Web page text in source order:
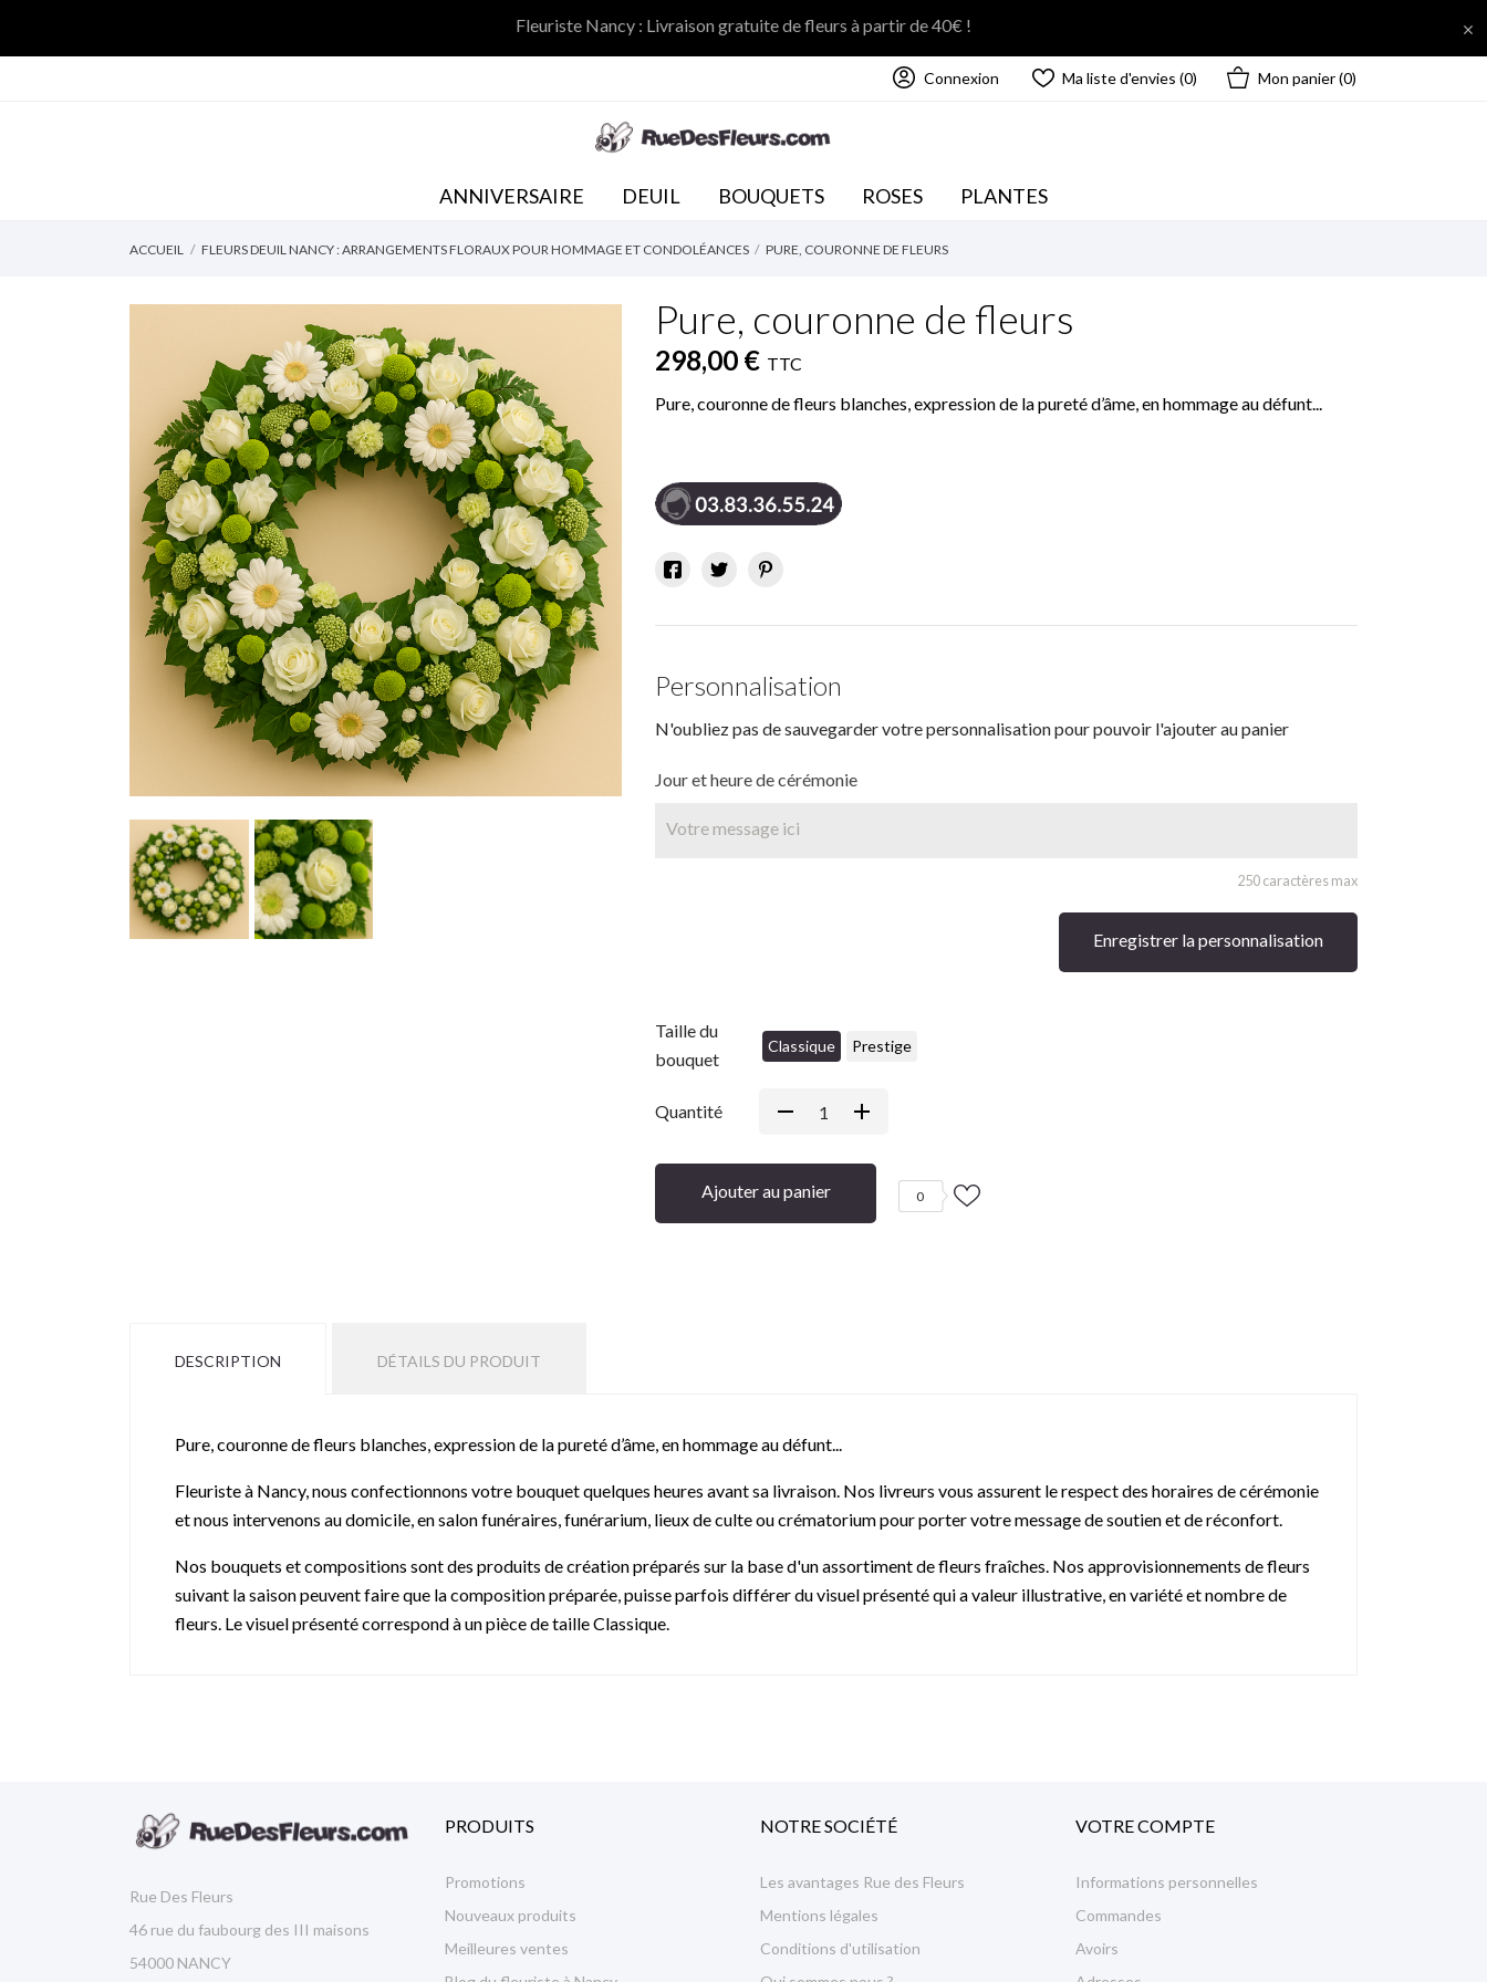
Fleuriste Nancy : Livraison gratuite de fleurs à partir de 40€ ! 
Connexion Ma liste d'envies (0) Mon panier(0)
ANNIVERSAIRE DEUIL BOUQUETS ROSES PLANTES
ACCUEIL FLEURS DEUIL NANCY : ARRANGEMENTS FLORAUX POUR HOMMAGE ET CONDOLÉANCES PURE, COURONNE DE FLEURS
Pure, couronne de fleurs
298,00 € TTC
Pure, couronne de fleurs blanches, expression de la pureté d’âme, en hommage au défunt...
Personnalisation
N'oubliez pas de sauvegarder votre personnalisation pour pouvoir l'ajouter au panier
Jour et heure de cérémonie
250 caractères max
Enregistrer la personnalisation
Taille du
bouquet
Classique Prestige
Quantité
Ajouter au panier 0
DESCRIPTION DÉTAILS DU PRODUIT
Pure, couronne de fleurs blanches, expression de la pureté d’âme, en hommage au défunt...
Fleuriste à Nancy, nous confectionnons votre bouquet quelques heures avant sa livraison. Nos livreurs vous assurent le respect des horaires de cérémonie
et nous intervenons au domicile, en salon funéraires, funérarium, lieux de culte ou crématorium pour porter votre message de soutien et de réconfort.
Nos bouquets et compositions sont des produits de création préparés sur la base d'un assortiment de fleurs fraîches. Nos approvisionnements de fleurs
suivant la saison peuvent faire que la composition préparée, puisse parfois différer du visuel présenté qui a valeur illustrative, en variété et nombre de
fleurs. Le visuel présenté correspond à un pièce de taille Classique.
Rue Des Fleurs
46 rue du faubourg des III maisons
54000 NANCY
PRODUITS
Promotions
Nouveaux produits
Meilleures ventes
NOTRE SOCIÉTÉ
Les avantages Rue des Fleurs
Mentions légales
Conditions d'utilisation
VOTRE COMPTE
Informations personnelles
Commandes
Avoirs